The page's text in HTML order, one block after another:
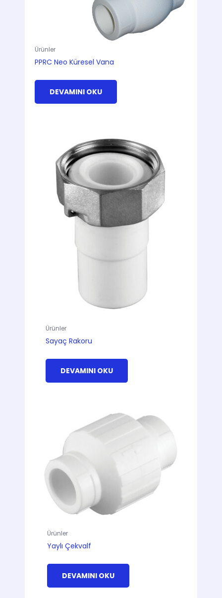
Ürünler
PPRC Neo Küresel Vana
DEVAMINI OKU
Ürünler
Sayaç Rakoru
DEVAMINI OKU
Ürünler
Yaylı Çekvalf
DEVAMINI OKU